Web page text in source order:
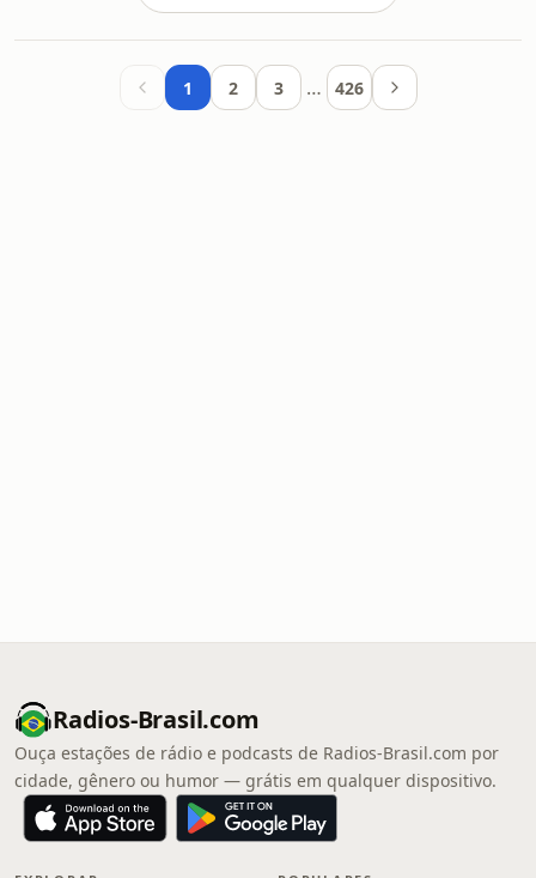
1 2 3 … 426
Radios-Brasil.com
Ouça estações de rádio e podcasts de Radios-Brasil.com por
cidade, gênero ou humor — grátis em qualquer dispositivo.